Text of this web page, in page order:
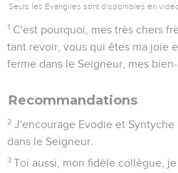
Seuls les Évangiles sont disponibles en
1 C'est pourquoi, mes très chers
tant revoir, vous qui êtes ma joie
ferme dans le Seigneur, mes
Recommandations
2 J'encourage Evodie et
dans le Seigneur.
3 Toi aussi, mon fidèle collègue,